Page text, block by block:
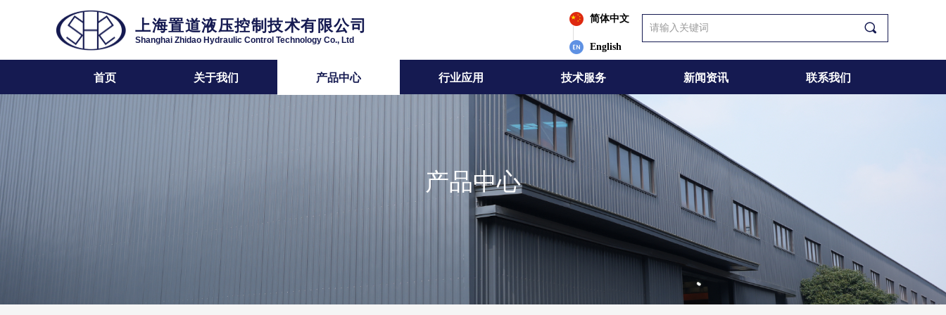
首页 关于我们 产品中心 行业应用 技术服务 新闻资讯 联系我们
简体中文
English
끠
上海置道液压控制技术有限公司
Shanghai Zhidao Hydraulic Control Technology Co., Ltd
产品中心